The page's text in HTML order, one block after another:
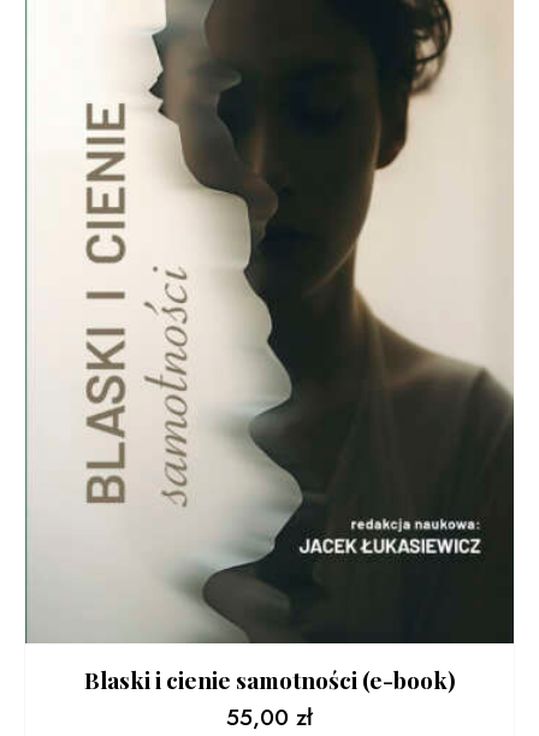
Blaski i cienie samotności (e-book)
55,00 zł